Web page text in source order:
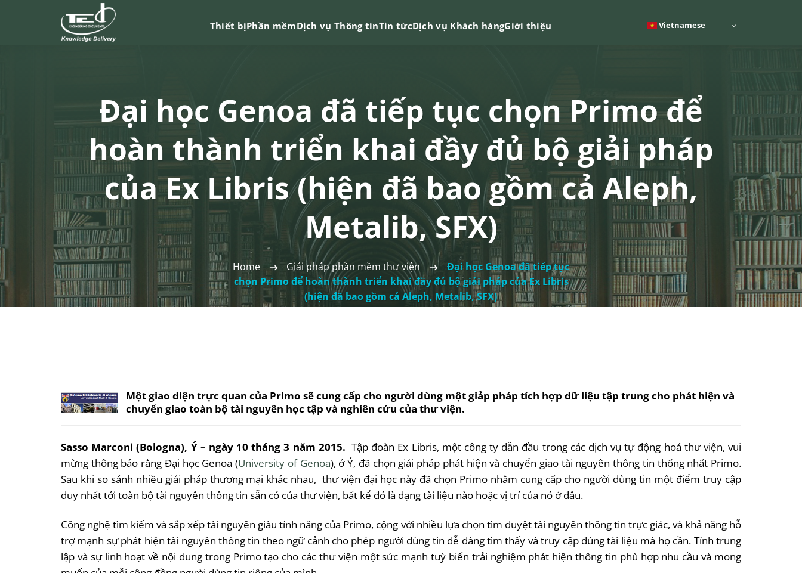
Thiết bịPhần mềmDịch vụ Thông tinTin tứcDịch vụ Khách hàngGiới thiệu Vietnamese
Đại học Genoa đã tiếp tục chọn Primo để
hoàn thành triển khai đầy đủ bộ giải pháp
của Ex Libris (hiện đã bao gồm cả Aleph,
Metalib, SFX)
Home Giải pháp phần mềm thư viện
Đại học Genoa đã tiếp tục
chọn Primo để hoàn thành triển khai đầy đủ bộ giải pháp của Ex Libris
(hiện đã bao gồm cả Aleph, Metalib, SFX)
Một giao diện trực quan của Primo sẽ cung cấp cho người dùng một giảp pháp tích hợp dữ liệu tập trung cho phát hiện và
chuyển giao toàn bộ tài nguyên học tập và nghiên cứu của thư viện.
Sasso Marconi (Bologna), Ý – ngày 10 tháng 3 năm 2015. Tập đoàn Ex Libris, một công ty dẫn đầu trong các dịch vụ tự động hoá thư viện, vui
mừng thông báo rằng Đại học Genoa (University of Genoa), ở Ý, đã chọn giải pháp phát hiện và chuyển giao tài nguyên thông tin thống nhất Primo.
Sau khi so sánh nhiều giải pháp thương mại khác nhau, thư viện đại học này đã chọn Primo nhằm cung cấp cho người dùng tin một điểm truy cập
duy nhất tới toàn bộ tài nguyên thông tin sẵn có của thư viện, bất kể đó là dạng tài liệu nào hoặc vị trí của nó ở đâu.
Công nghệ tìm kiếm và sắp xếp tài nguyên giàu tính năng của Primo, cộng với nhiều lựa chọn tìm duyệt tài nguyên thông tin trực giác, và khả năng hỗ
trợ mạnh sự phát hiện tài nguyên thông tin theo ngữ cảnh cho phép người dùng tin dễ dàng tìm thấy và truy cập đúng tài liệu mà họ cần. Tính trung
lập và sự linh hoạt về nội dung trong Primo tạo cho các thư viện một sức mạnh tuỳ biến trải nghiệm phát hiện thông tin phù hợp nhu cầu và mong